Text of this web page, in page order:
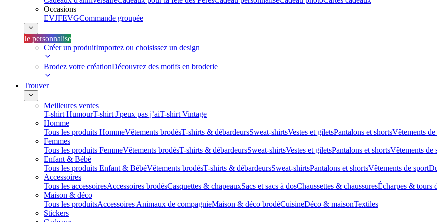
Occasions
EVJFEVGCommande groupée
Je personnalise
Créer un produitImportez ou choisissez un design
Brodez votre créationDécouvrez des motifs en broderie
Trouver
Meilleures ventes
T-shirt HumourT-shirt J'peux pas j’aiT-shirt Vintage
Homme
Tous les produits HommeVêtements brodésT-shirts & débardeursSweat-shirtsVestes et giletsPantalons et shortsVêtements de
Femmes
Tous les produits FemmeVêtements brodésT-shirts & débardeursSweat-shirtsVestes et giletsPantalons et shortsVêtements de
Enfant & Bébé
Tous les produits Enfant & BébéVêtements brodésT-shirts & débardeursSweat-shirtsPantalons et shortsVêtements de sport
Accessoires
Tous les accessoiresAccessoires brodésCasquettes & chapeauxSacs et sacs à dosChaussettes & chaussuresÉcharpes & tours
Maison & déco
Tous les produitsAccessoires Animaux de compagnieMaison & déco brodéCuisineDéco & maisonTextiles
Stickers